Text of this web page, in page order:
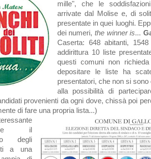
mille", che le
arrivate dal Molise e, di
presentate in quei luoghi.
dei numeri, the winner is...
Caserta: 648 abitanti,
addirittura 10 liste
questi comuni non
depositare le liste ha
presentatori, che non si
alla possibilità di
provenienti da ogni dove, chissà poi
di fare una propria lista...)
il
degli
a una